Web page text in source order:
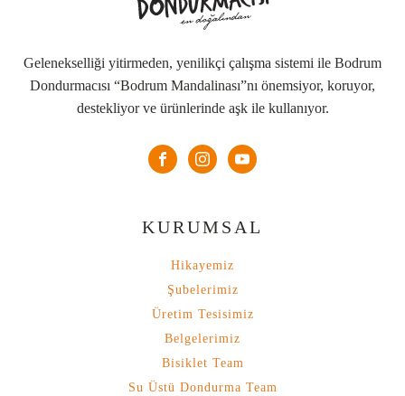
Gelenekselliği yitirmeden, yenilikçi çalışma sistemi ile Bodrum
Dondurmacısı “Bodrum Mandalinası”nı önemsiyor, koruyor,
destekliyor ve ürünlerinde aşk ile kullanıyor.
KURUMSAL
Hikayemiz
Şubelerimiz
Üretim Tesisimiz
Belgelerimiz
Bisiklet Team
Su Üstü Dondurma Team